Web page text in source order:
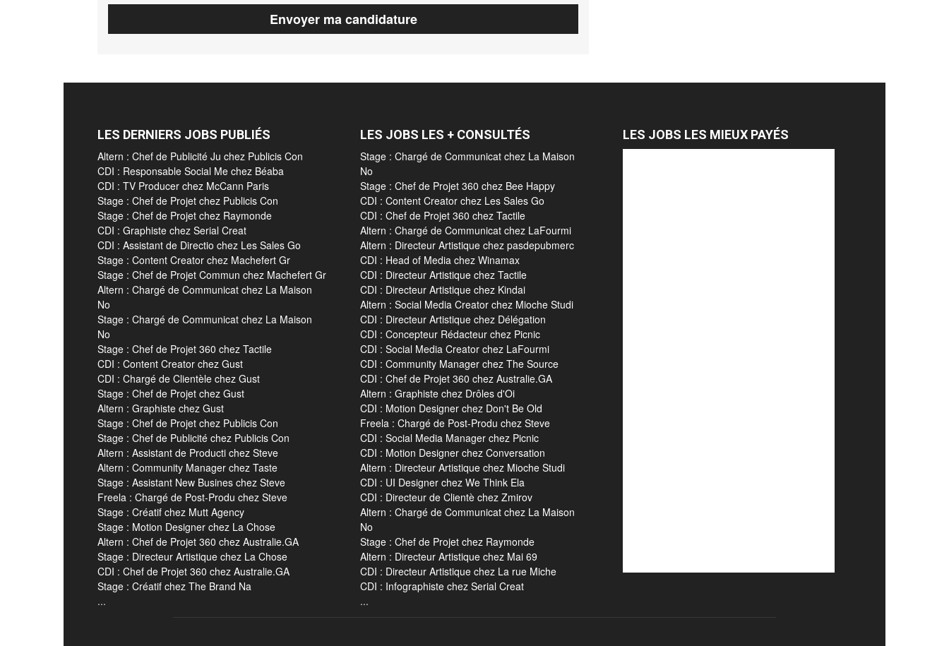
LES DERNIERS JOBS PUBLIÉS
Altern : Chef de Publicité Ju chez Publicis Con
CDI : Responsable Social Me chez Béaba
CDI : TV Producer chez McCann Paris
Stage : Chef de Projet chez Publicis Con
Stage : Chef de Projet chez Raymonde
CDI : Graphiste chez Serial Creat
CDI : Assistant de Directio chez Les Sales Go
Stage : Content Creator chez Machefert Gr
Stage : Chef de Projet Commun chez Machefert Gr
Altern : Chargé de Communicat chez La Maison
No
Stage : Chargé de Communicat chez La Maison
No
Stage : Chef de Projet 360 chez Tactile
CDI : Content Creator chez Gust
CDI : Chargé de Clientèle chez Gust
Stage : Chef de Projet chez Gust
Altern : Graphiste chez Gust
Stage : Chef de Projet chez Publicis Con
Stage : Chef de Publicité chez Publicis Con
Altern : Assistant de Producti chez Steve
Altern : Community Manager chez Taste
Stage : Assistant New Busines chez Steve
Freela : Chargé de Post-Produ chez Steve
Stage : Créatif chez Mutt Agency
Stage : Motion Designer chez La Chose
Altern : Chef de Projet 360 chez Australie.GA
Stage : Directeur Artistique chez La Chose
CDI : Chef de Projet 360 chez Australie.GA
Stage : Créatif chez The Brand Na
...
LES JOBS LES + CONSULTÉS
Stage : Chargé de Communicat chez La Maison
No
Stage : Chef de Projet 360 chez Bee Happy
CDI : Content Creator chez Les Sales Go
CDI : Chef de Projet 360 chez Tactile
Altern : Chargé de Communicat chez LaFourmi
Altern : Directeur Artistique chez pasdepubmerc
CDI : Head of Media chez Winamax
CDI : Directeur Artistique chez Tactile
CDI : Directeur Artistique chez Kindai
Altern : Social Media Creator chez Mioche Studi
CDI : Directeur Artistique chez Délégation
CDI : Concepteur Rédacteur chez Picnic
CDI : Social Media Creator chez LaFourmi
CDI : Community Manager chez The Source
CDI : Chef de Projet 360 chez Australie.GA
Altern : Graphiste chez Drôles d'Oi
CDI : Motion Designer chez Don't Be Old
Freela : Chargé de Post-Produ chez Steve
CDI : Social Media Manager chez Picnic
CDI : Motion Designer chez Conversation
Altern : Directeur Artistique chez Mioche Studi
CDI : UI Designer chez We Think Ela
CDI : Directeur de Clientè chez Zmirov
Altern : Chargé de Communicat chez La Maison
No
Stage : Chef de Projet chez Raymonde
Altern : Directeur Artistique chez Mai 69
CDI : Directeur Artistique chez La rue Miche
CDI : Infographiste chez Serial Creat
...
LES JOBS LES MIEUX PAYÉS